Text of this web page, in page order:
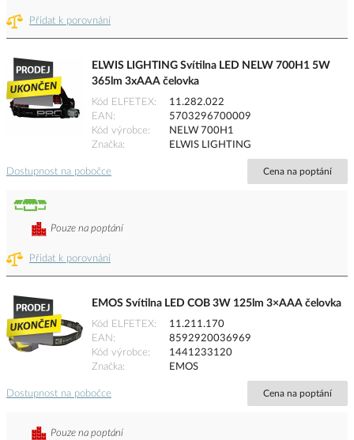
Přidat k porovnání
ELWIS LIGHTING Svítilna LED NELW 700H1 5W
365lm 3xAAA čelovka
Kód ELFETEX
11.282.022
EAN
5703296700009
Kód výrobce
NELW 700H1
Značka
ELWIS LIGHTING
Dostupnost na pobočce Cena na poptání
Přidat k porovnání
Pouze na poptání
EMOS Svítilna LED COB 3W 125lm 3×AAA čelovka
Kód ELFETEX
11.211.170
EAN
8592920036969
Kód výrobce
1441233120
Značka
EMOS
Dostupnost na pobočce Cena na poptání
Pouze na poptání